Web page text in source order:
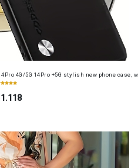
4G/5G 14Pro +5G stylish new phone